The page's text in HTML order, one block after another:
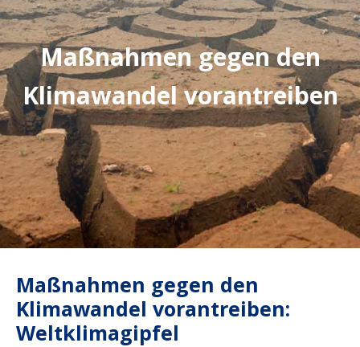
Maßnahmen gegen den
Klimawandel vorantreiben
Maßnahmen gegen den
Klimawandel vorantreiben:
Weltklimagipfel